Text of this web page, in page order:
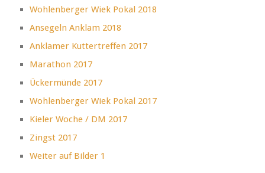
Wohlenberger Wiek Pokal 2018
Ansegeln Anklam 2018
Anklamer Kuttertreffen 2017
Marathon 2017
Ückermünde 2017
Wohlenberger Wiek Pokal 2017
Kieler Woche / DM 2017
Zingst 2017
Weiter auf Bilder 1